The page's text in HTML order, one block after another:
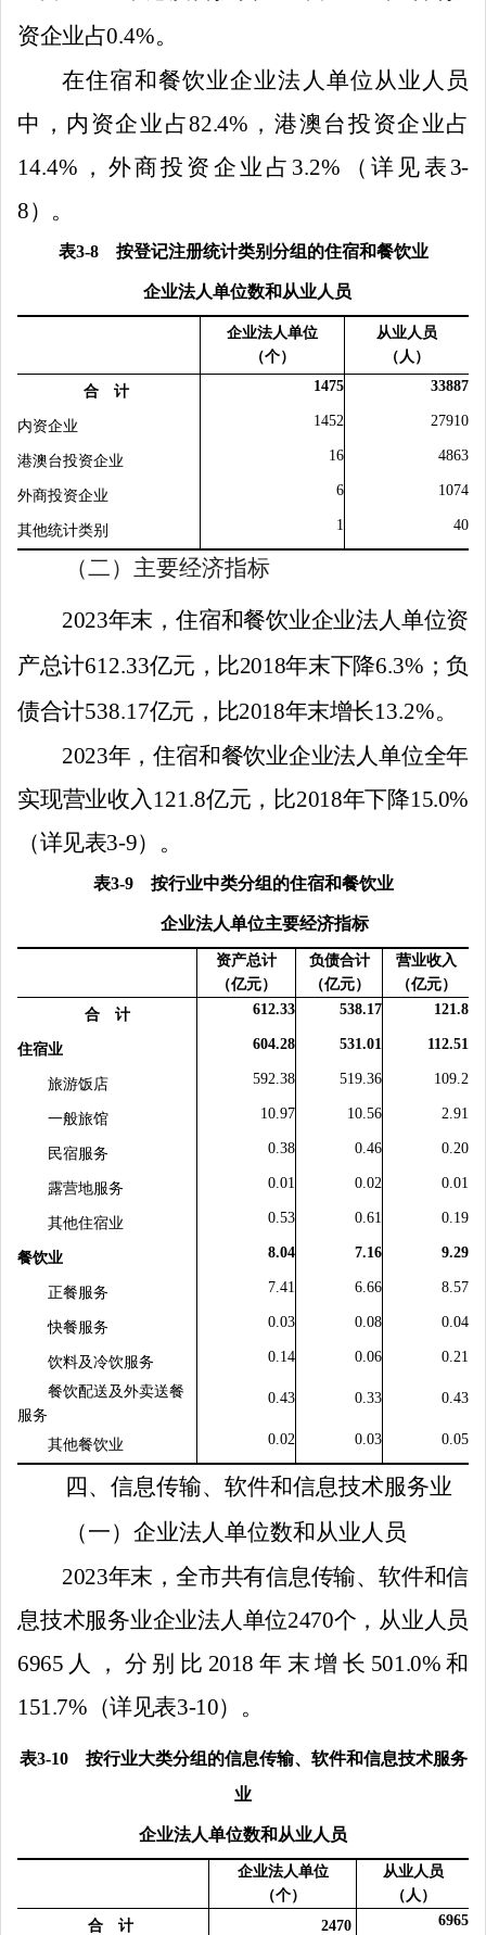
资企业占0.4%。
在住宿和餐饮业企业法人单位从业人员
中，内资企业占82.4% ，港澳台投资企业占
14.4% ，外商投资企业占 3.2% （详见表 3-
8）。
表3-8按登记注册统计类别分组的住宿和餐饮业
企业法人单位数和从业人员
企业法人单位
（个）
从业人员
（人）
合 计 1475 33887
内资企业 1452 27910
港澳台投资企业 16 4863
外商投资企业 6 1074
其他统计类别 1 40
（二）主要经济指标
2023年末，住宿和餐饮业企业法人单位资
产总计612.33亿元，比2018年末下降6.3% ；负
债合计538.17亿元，比2018年末增长13.2%。
2023年，住宿和餐饮业企业法人单位全年
实现营业收入 121.8亿元，比2018年下降15.0%
（详见表3-9）。
表3-9按行业中类分组的住宿和餐饮业
企业法人单位主要经济指标
资产总计
（亿元）
负债合计
（亿元）
营业收入
（亿元）
合 计
612.33 538.17 121.8
住宿业 604.28 531.01 112.51
旅游饭店 592.38 519.36 109.2
一般旅馆 10.97 10.56 2.91
民宿服务 0.38 0.46 0.20
露营地服务 0.01 0.02 0.01
其他住宿业 0.53 0.61 0.19
餐饮业 8.04 7.16 9.29
正餐服务 7.41 6.66 8.57
快餐服务 0.03 0.08 0.04
饮料及冷饮服务 0.14 0.06 0.21
餐饮配送及外卖送餐
服务
0.43 0.33 0.43
其他餐饮业 0.02 0.03 0.05
四、信息传输、软件和信息技术服务业
（一）企业法人单位数和从业人员
2023年末，全市共有信息传输、软件和信
息技术服务业企业法人单位2470个，从业人员
6965 人，分别比 2018 年末增长 501.0% 和
151.7% （详见表3-10）。
表3-10按行业大类分组的信息传输、软件和信息技术服务
业
企业法人单位数和从业人员
企业法人单位
（个）
从业人员
（人）
合 计
2470 6965